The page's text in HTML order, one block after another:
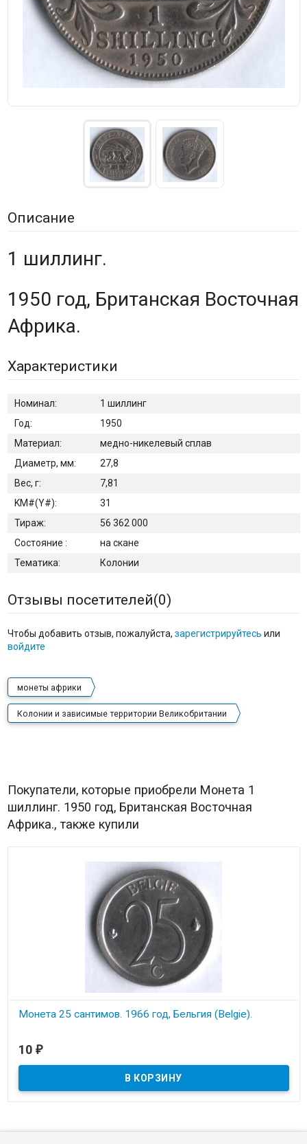
Описание
1 шиллинг.
1950 год, Британская Восточная
Африка.
Характеристики
Номинал:
1 шиллинг
Год:
1950
Материал:
медно-никелевый сплав
Диаметр, мм:
27,8
Вес, г:
7,81
KM#(Y#):
31
Тираж:
56 362 000
Состояние :
на скане
Тематика:
Колонии
Отзывы посетителей(0)
Чтобы добавить отзыв, пожалуйста, зарегистрируйтесь или
войдите
монеты африки
Колонии и зависимые территории Великобритании
Покупатели, которые приобрели Монета 1
шиллинг. 1950 год, Британская Восточная
Африка., также купили
Монета 25 сантимов. 1966 год, Бельгия (Belgie).
10 ₽